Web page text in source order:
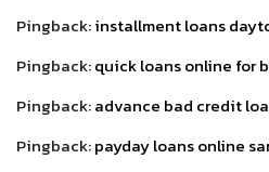
Pingback:installment loans
Pingback:quick loans online for
Pingback:advance bad credit
Pingback:payday loans online